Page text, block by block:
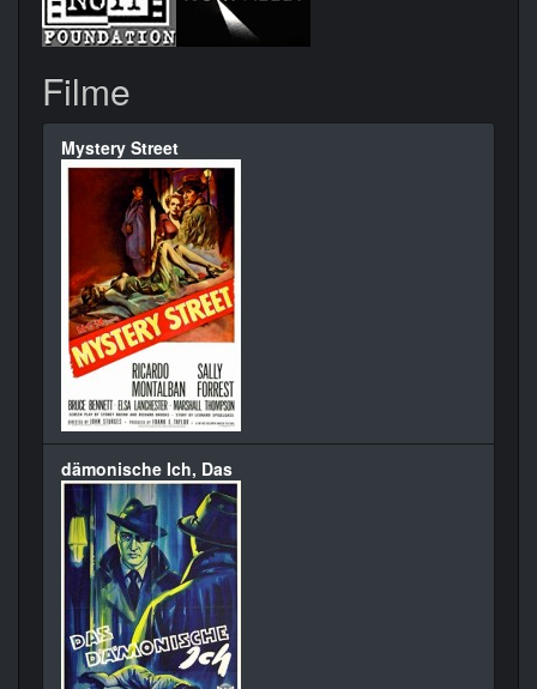
Filme
Mystery Street
dämonische Ich, Das